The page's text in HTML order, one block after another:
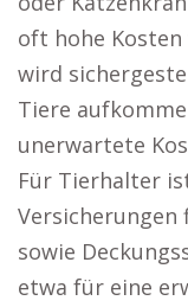
oft hohe
wird
Tiere
unerwartete
Für Tierhalter
Versicherungen
sowie
etwa für eine